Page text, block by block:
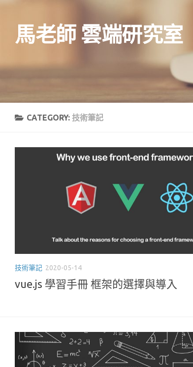
馬老師 雲端研究室
CATEGORY: 技術筆記
技術筆記 2020-05-14
vue.js 學習手冊 框架的選擇與導入